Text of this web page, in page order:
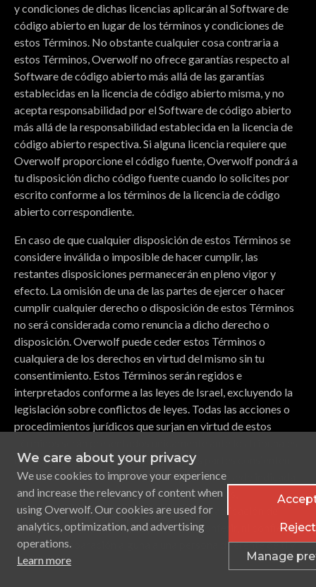
We care about your privacy
We use cookies to improve your experience
and increase the relevancy of content when
using Overwolf. Our cookies are used for
analytics, optimization, and advertising
operations.
Learn more
Manage
y condiciones de dichas licencias aplicarán al Software de
código abierto en lugar de los términos y condiciones de
estos Términos. No obstante cualquier cosa contraria a
estos Términos, Overwolf no ofrece garantías respecto al
Software de código abierto más allá de las garantías
establecidas en la licencia de código abierto misma, y no
acepta responsabilidad por el Software de código abierto
más allá de la responsabilidad establecida en la licencia de
código abierto respectiva. Si alguna licencia requiere que
Overwolf proporcione el código fuente, Overwolf pondrá a
tu disposición dicho código fuente cuando lo solicites por
escrito conforme a los términos de la licencia de código
abierto correspondiente.
En caso de que cualquier disposición de estos Términos se
considere inválida o imposible de hacer cumplir, las
restantes disposiciones permanecerán en pleno vigor y
efecto. La omisión de una de las partes de ejercer o hacer
cumplir cualquier derecho o disposición de estos Términos
no será considerada como renuncia a dicho derecho o
disposición. Overwolf puede ceder estos Términos o
cualquiera de los derechos en virtud del mismo sin tu
consentimiento. Estos Términos serán regidos e
interpretados conforme a las leyes de Israel, excluyendo la
legislación sobre conflictos de leyes. Todas las acciones o
procedimientos jurídicos que surjan en virtud de estos
ubicados en Israel, y por el presente, las partes consienten
irrevocablemente a la jurisdicción personal y sede indicada
aquí. Aceptas que estos Términos y las normas,
restricciones y políticas que contiene, y la aplicación de
Overwolf de las mismas, no pretenden conferir, ni confieren,
derecho o reparación alguna a una persona diferente de ti y
Overwolf.